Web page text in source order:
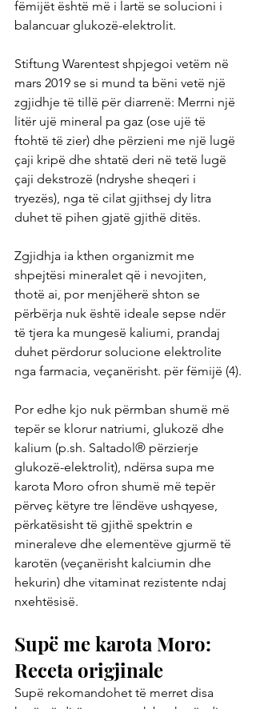
fëmijët është më i lartë se solucioni i
balancuar glukozë-elektrolit.
Stiftung Warentest shpjegoi vetëm në
mars 2019 se si mund ta bëni vetë një
zgjidhje të tillë për diarrenë: Merrni një
litër ujë mineral pa gaz (ose ujë të
ftohtë të zier) dhe përzieni me një lugë
çaji kripë dhe shtatë deri në tetë lugë
çaji dekstrozë (ndryshe sheqeri i
tryezës), nga të cilat gjithsej dy litra
duhet të pihen gjatë gjithë ditës.
Zgjidhja ia kthen organizmit me
shpejtësi mineralet që i nevojiten,
thotë ai, por menjëherë shton se
përbërja nuk është ideale sepse ndër
të tjera ka mungesë kaliumi, prandaj
duhet përdorur solucione elektrolite
nga farmacia, veçanërisht. për fëmijë (4).
Por edhe kjo nuk përmban shumë më
tepër se klorur natriumi, glukozë dhe
kalium (p.sh. Saltadol® përzierje
glukozë-elektrolit), ndërsa supa me
karota Moro ofron shumë më tepër
përveç këtyre tre lëndëve ushqyese,
përkatësisht të gjithë spektrin e
mineraleve dhe elementëve gjurmë të
karotën (veçanërisht kalciumin dhe
hekurin) dhe vitaminat rezistente ndaj
nxehtësisë.
Supë me karota Moro:
Receta origjinale
Supë rekomandohet të merret disa